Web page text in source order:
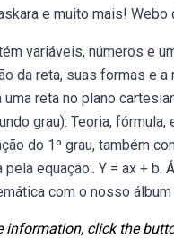
e muito mais! Webo
variáveis, números e
da reta, suas formas e
reta no plano
grau): Teoria,
do 1º grau, também
equação:. Y = ax + b.
com o nosso
information, click the